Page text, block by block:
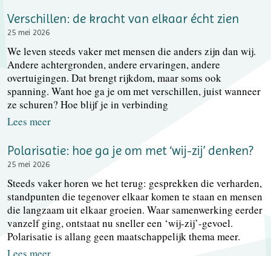
Verschillen: de kracht van elkaar écht zien
25 mei 2026
We leven steeds vaker met mensen die anders zijn dan wij.
Andere achtergronden, andere ervaringen, andere
overtuigingen. Dat brengt rijkdom, maar soms ook
spanning. Want hoe ga je om met verschillen, juist wanneer
ze schuren? Hoe blijf je in verbinding
Lees meer
Polarisatie: hoe ga je om met ‘wij-zij’ denken?
25 mei 2026
Steeds vaker horen we het terug: gesprekken die verharden,
standpunten die tegenover elkaar komen te staan en mensen
die langzaam uit elkaar groeien. Waar samenwerking eerder
vanzelf ging, ontstaat nu sneller een ‘wij-zij’-gevoel.
Polarisatie is allang geen maatschappelijk thema meer.